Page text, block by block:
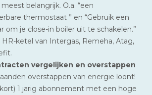
belangrijk. O.a. “een
thermostaat ” en “Gebruik een
om je close-in boiler uit te schakelen.”
ketel van Intergas, Remeha, Atag,
vergelijken en overstappen
overstappen van energie loont!
1 jarig abonnement met een hoge